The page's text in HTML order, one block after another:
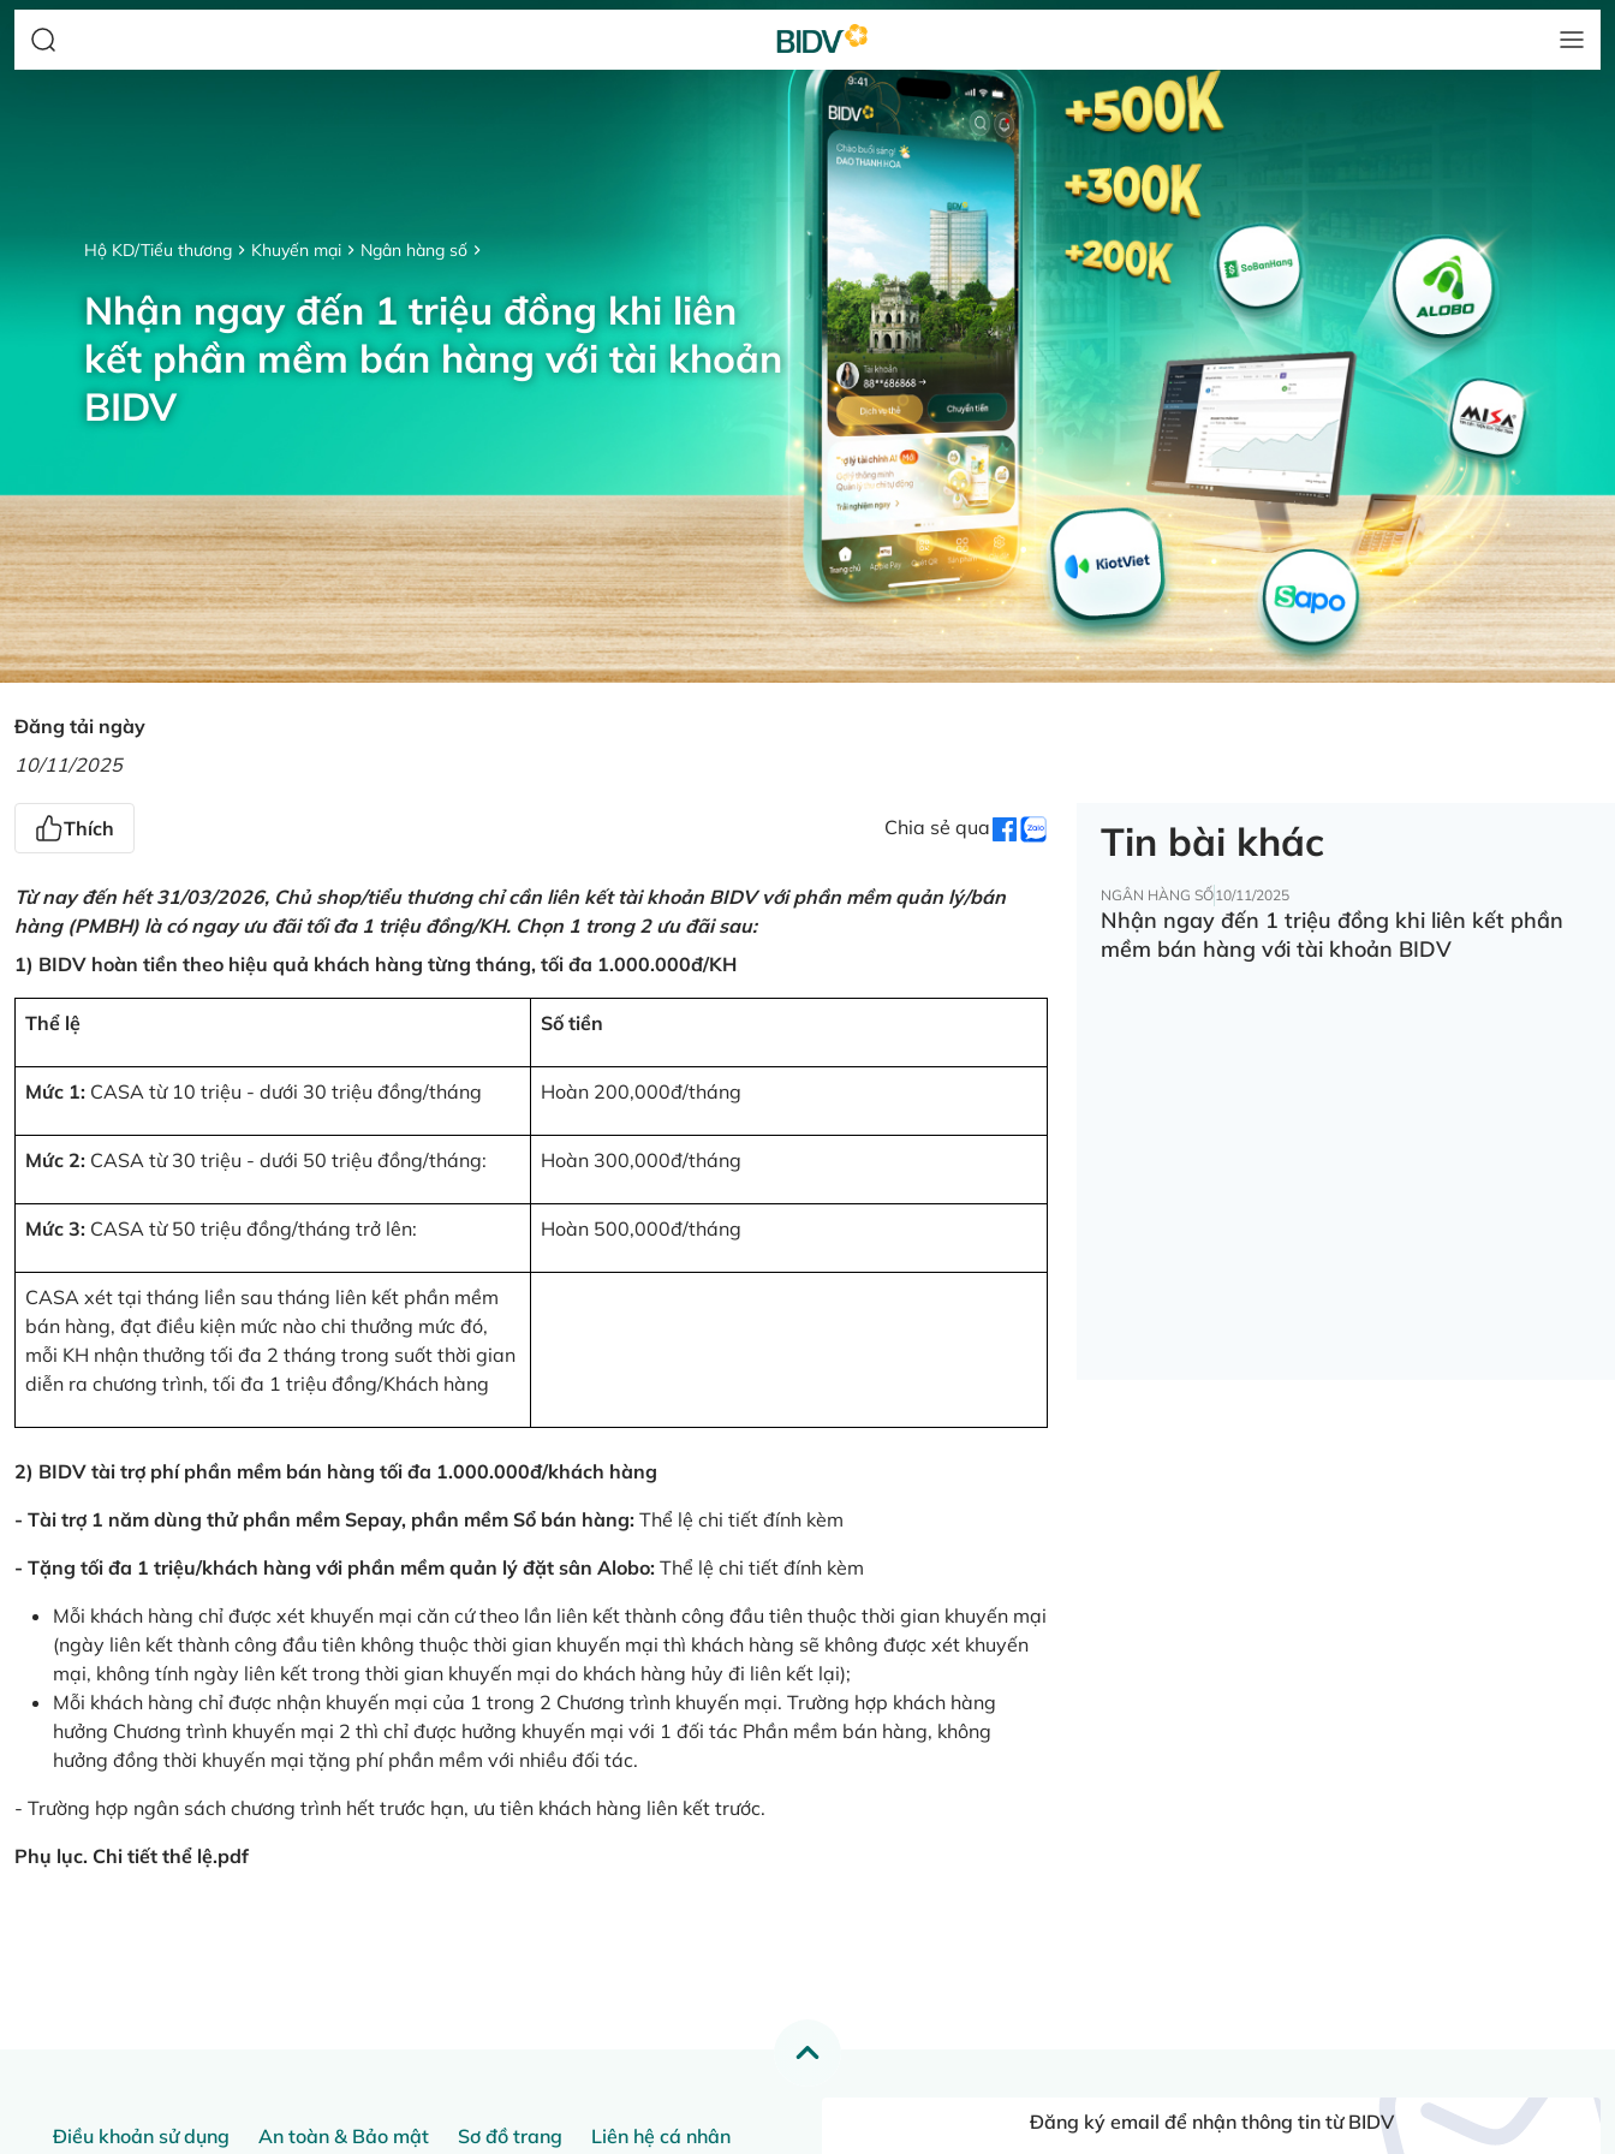
Hộ KD/Tiểu thương Khuyến mại Ngân hàng số
Nhận ngay đến 1 triệu đồng khi liên
kết phần mềm bán hàng với tài khoản
BIDV
Đăng tải ngày
10/11/2025
Thích Chia sẻ qua
Từ nay đến hết 31/03/2026, Chủ shop/tiểu thương chỉ cần liên kết tài khoản BIDV với phần mềm quản lý/bán
hàng (PMBH) là có ngay ưu đãi tối đa 1 triệu đồng/KH. Chọn 1 trong 2 ưu đãi sau:
1) BIDV hoàn tiền theo hiệu quả khách hàng từng tháng, tối đa 1.000.000đ/KH
Thể lệ Số tiền
Mức 1: CASA từ 10 triệu - dưới 30 triệu đồng/tháng Hoàn 200,000đ/tháng
Mức 2: CASA từ 30 triệu - dưới 50 triệu đồng/tháng: Hoàn 300,000đ/tháng
Mức 3: CASA từ 50 triệu đồng/tháng trở lên: Hoàn 500,000đ/tháng
CASA xét tại tháng liền sau tháng liên kết phần mềm
bán hàng, đạt điều kiện mức nào chi thưởng mức đó,
mỗi KH nhận thưởng tối đa 2 tháng trong suốt thời gian
diễn ra chương trình, tối đa 1 triệu đồng/Khách hàng
2) BIDV tài trợ phí phần mềm bán hàng tối đa 1.000.000đ/khách hàng
- Tài trợ 1 năm dùng thử phần mềm Sepay, phần mềm Sổ bán hàng: Thể lệ chi tiết đính kèm
- Tặng tối đa 1 triệu/khách hàng với phần mềm quản lý đặt sân Alobo: Thể lệ chi tiết đính kèm
Mỗi khách hàng chỉ được xét khuyến mại căn cứ theo lần liên kết thành công đầu tiên thuộc thời gian khuyến mại
(ngày liên kết thành công đầu tiên không thuộc thời gian khuyến mại thì khách hàng sẽ không được xét khuyến
mại, không tính ngày liên kết trong thời gian khuyến mại do khách hàng hủy đi liên kết lại);
Mỗi khách hàng chỉ được nhận khuyến mại của 1 trong 2 Chương trình khuyến mại. Trường hợp khách hàng
hưởng Chương trình khuyến mại 2 thì chỉ được hưởng khuyến mại với 1 đối tác Phần mềm bán hàng, không
hưởng đồng thời khuyến mại tặng phí phần mềm với nhiều đối tác.
- Trường hợp ngân sách chương trình hết trước hạn, ưu tiên khách hàng liên kết trước.
Phụ lục. Chi tiết thể lệ.pdf
Tin bài khác
NGÂN HÀNG SỐ10/11/2025
Nhận ngay đến 1 triệu đồng khi liên kết phần
mềm bán hàng với tài khoản BIDV
Điều khoản sử dụng An toàn & Bảo mật Sơ đồ trang
Liên hệ cá nhân
Đăng ký email để nhận thông tin từ BIDV